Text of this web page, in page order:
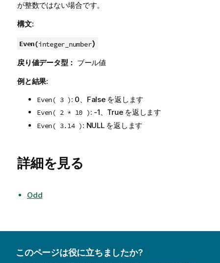
が整数ではない場合です。
構文:
Even(integer_number)
戻り値データ型： ブール値
例と結果:
Even( 3 ): 0、 Falseを返します
Even( 2 * 10 ): -1、 Trueを返します
Even( 3.14 ): NULLを返します
詳細を見る
Odd
このページは役に立ちましたか?